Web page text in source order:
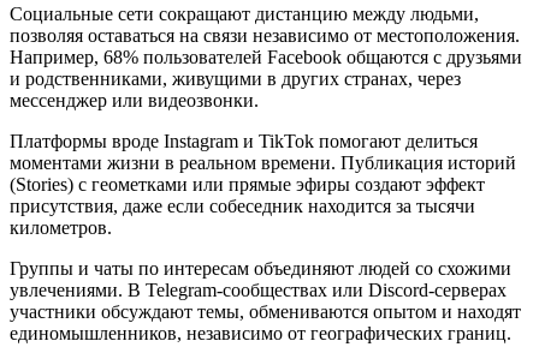
Социальные сети сокращают дистанцию между людьми,
позволяя оставаться на связи независимо от местоположения.
Например, 68% пользователей Facebook общаются с друзьями
и родственниками, живущими в других странах, через
мессенджер или видеозвонки.
Платформы вроде Instagram и TikTok помогают делиться
моментами жизни в реальном времени. Публикация историй
(Stories) с геометками или прямые эфиры создают эффект
присутствия, даже если собеседник находится за тысячи
километров.
Группы и чаты по интересам объединяют людей со схожими
увлечениями. В Telegram-сообществах или Discord-серверах
участники обсуждают темы, обмениваются опытом и находят
единомышленников, независимо от географических границ.